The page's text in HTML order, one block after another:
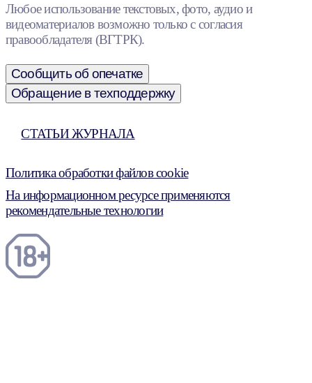
Любое использование текстовых, фото, аудио и
видеоматериалов возможно только с согласия
правообладателя (ВГТРК).
Сообщить об опечатке
Обращение в техподдержку
СТАТЬИ ЖУРНАЛА
Политика обработки файлов cookie
На информационном ресурсе применяются
рекомендательные технологии